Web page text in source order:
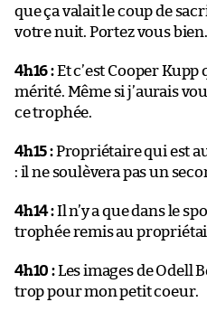
que ça valait le coup de
votre nuit. Portez vous bien.
4h16 :Et c’est Cooper Kupp
mérité. Même si j’aurais
ce trophée.
4h15 :Propriétaire qui est
: il ne soulèvera pas un
4h14 :Il n’y a que dans le
trophée remis au
4h10 :Les images de Odell
trop pour mon petit coeur.